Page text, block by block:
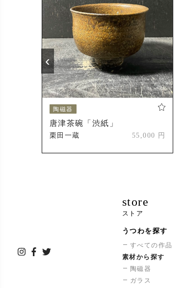
陶磁器
唐津茶碗「渋紙」
栗田一蔵 55,000 円
‹
store
ストア
うつわを探す
すべての作品
素材から探す
陶磁器
ガラス